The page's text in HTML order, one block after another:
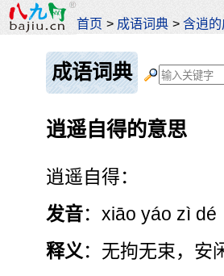
首页 > 成语词典 >含逍
成语词典
逍遥自得的意思
逍遥自得：
发音：xiāo yáo zì dé
释义 ：无拘无束，安